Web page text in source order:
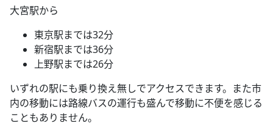
大宮駅から
東京駅までは32分
新宿駅までは36分
上野駅までは26分
いずれの駅にも乗り換え無しでアクセスできます。また市
内の移動には路線バスの運行も盛んで移動に不便を感じる
こともありません。